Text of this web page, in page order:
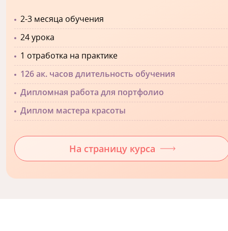
2-3 месяца обучения
24 урока
1 отработка на практике
126 ак. часов длительность обучения
Дипломная работа для портфолио
Диплом мастера красоты
На страницу курса